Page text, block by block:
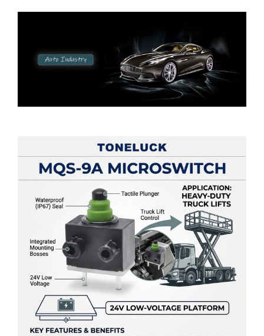
Reliability in Motion: Why the Toneluck
MQS-9A Micro Switch is the Perfect Fit
for Heavy-Duty Truck Lifts